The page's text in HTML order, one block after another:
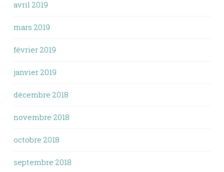
avril 2019
mars 2019
février 2019
janvier 2019
décembre 2018
novembre 2018
octobre 2018
septembre 2018